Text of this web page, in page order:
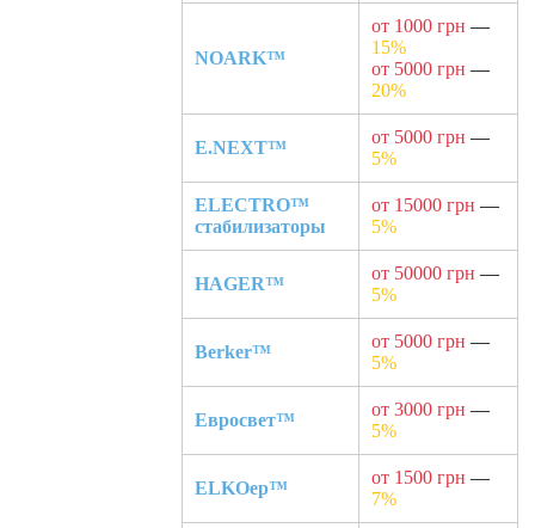
NOARK™
от 1000 грн —
15%
от 5000 грн —
20%
E.NEXT™
от 5000 грн —
5%
ELECTRO™
стабилизаторы
от 15000 грн —
5%
HAGER™
от 50000 грн —
5%
Berker™
от 5000 грн —
5%
Евросвет™
от 3000 грн —
5%
ELKOep™
от 1500 грн —
7%